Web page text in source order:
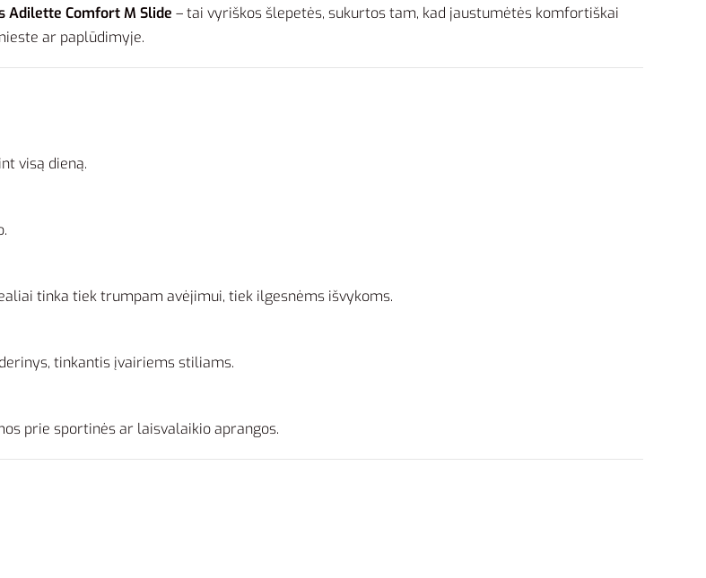
Adilette Comfort M Slide – tai vyriškos šlepetės, sukurtos tam, kad jaustumėtės komfortiškai
ar paplūdimyje.
visą dieną.
tinka tiek trumpam avėjimui, tiek ilgesnėms išvykoms.
tinkantis įvairiems stiliams.
prie sportinės ar laisvalaikio aprangos.